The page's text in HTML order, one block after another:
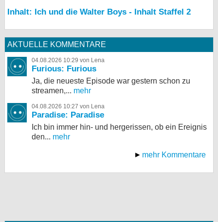
Inhalt: Ich und die Walter Boys - Inhalt Staffel 2
AKTUELLE KOMMENTARE
04.08.2026 10:29 von Lena
Furious: Furious
Ja, die neueste Episode war gestern schon zu
streamen,... mehr
04.08.2026 10:27 von Lena
Paradise: Paradise
Ich bin immer hin- und hergerissen, ob ein Ereignis
den... mehr
mehr Kommentare